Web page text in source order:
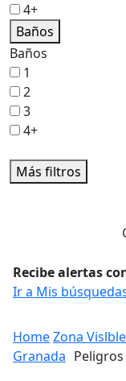
4+
Baños
Baños
1
2
3
4+
Más filtros
Recibe alertas
Ir a Mis
HomeZona Vislble
Granada Peligros